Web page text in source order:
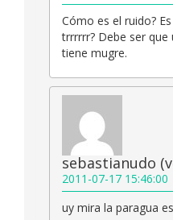
Cómo es el ruido?
trrrrrr? Debe ser
tiene mugre.
sebastianudo
2011-07-17 15:46:00
uy mira la paragua